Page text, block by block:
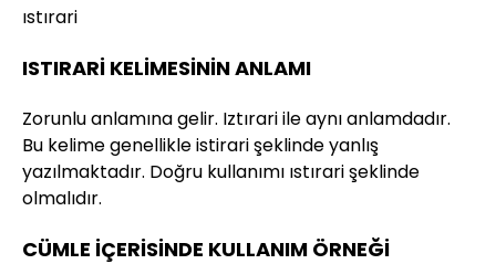
ıstırari
ISTIRARİ KELİMESİNİN ANLAMI
Zorunlu anlamına gelir. Iztırari ile aynı anlamdadır.
Bu kelime genellikle istirari şeklinde yanlış
yazılmaktadır. Doğru kullanımı ıstırari şeklinde
olmalıdır.
CÜMLE İÇERİSİNDE KULLANIM ÖRNEĞİ